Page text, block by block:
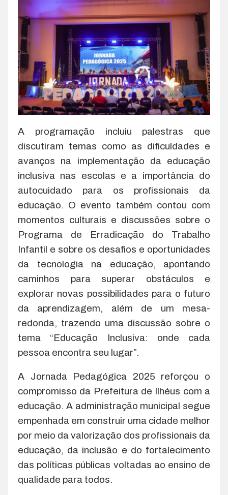
A programação incluiu palestras que
discutiram temas como as dificuldades e
avanços na implementação da educação
inclusiva nas escolas e a importância do
autocuidado para os profissionais da
educação. O evento também contou com
momentos culturais e discussões sobre o
Programa de Erradicação do Trabalho
Infantil e sobre os desafios e oportunidades
da tecnologia na educação, apontando
caminhos para superar obstáculos e
explorar novas possibilidades para o futuro
da aprendizagem, além de um mesa-
redonda, trazendo uma discussão sobre o
tema “Educação Inclusiva: onde cada
pessoa encontra seu lugar”.
A Jornada Pedagógica 2025 reforçou o
compromisso da Prefeitura de Ilhéus com a
educação. A administração municipal segue
empenhada em construir uma cidade melhor
por meio da valorização dos profissionais da
educação, da inclusão e do fortalecimento
das políticas públicas voltadas ao ensino de
qualidade para todos.